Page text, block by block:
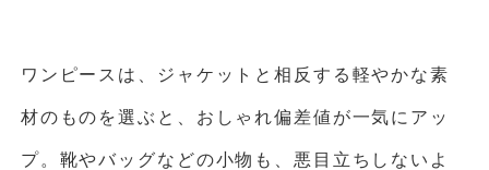
ワンピースは、ジャケットと相反する軽やかな素
材のものを選ぶと、おしゃれ偏差値が一気にアッ
プ。靴やバッグなどの小物も、悪目立ちしないよ